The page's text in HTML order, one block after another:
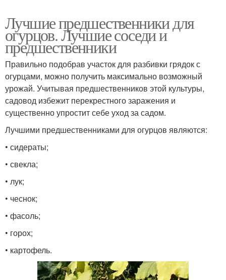
Лучшие предшественники для
огурцов. Лучшие соседи и
предшественники
Правильно подобрав участок для разбивки грядок с
огурцами, можно получить максимально возможный
урожай. Учитывая предшественников этой культуры,
садовод избежит перекрестного заражения и
существенно упростит себе уход за садом.
Лучшими предшественниками для огурцов являются:
• сидераты;
• свекла;
• лук;
• чеснок;
• фасоль;
• горох;
• картофель.